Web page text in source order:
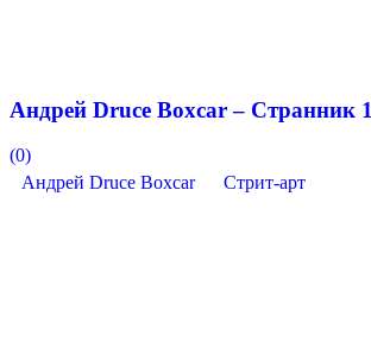
Андрей Druce Boxcar – Странник 1
(0)
Андрей Druce Boxcar
Стрит-арт